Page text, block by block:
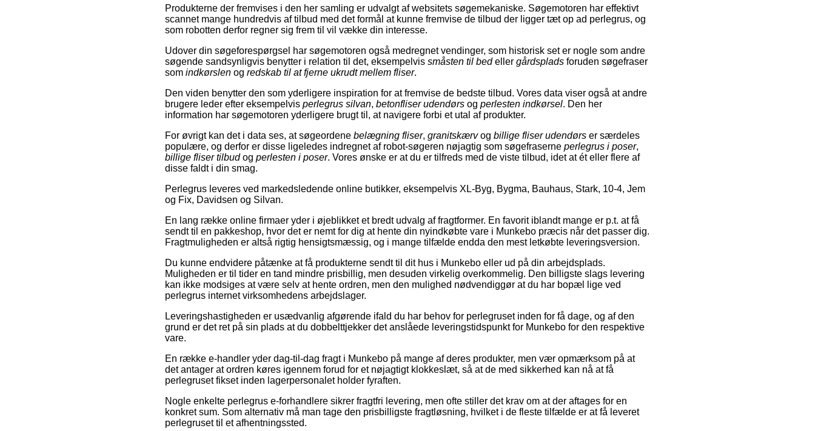
Produkterne der fremvises i den her samling er udvalgt af websitets søgemekaniske. Søgemotoren har effektivt
scannet mange hundredvis af tilbud med det formål at kunne fremvise de tilbud der ligger tæt op ad perlegrus, og
som robotten derfor regner sig frem til vil vække din interesse.
Udover din søgeforespørgsel har søgemotoren også medregnet vendinger, som historisk set er nogle som andre
søgende sandsynligvis benytter i relation til det, eksempelvis småsten til bedeller gårdsplads foruden søgefraser
som indkørslen og redskab til at fjerne ukrudt mellem fliser.
Den viden benytter den som yderligere inspiration for at fremvise de bedste tilbud. Vores data viser også at andre
brugere leder efter eksempelvis perlegrus silvan, betonfliser udendørs og perlesten indkørsel. Den her
information har søgemotoren yderligere brugt til, at navigere forbi et utal af produkter.
For øvrigt kan det i data ses, at søgeordene belægning fliser, granitskærvog billige fliser udendørs er særdeles
populære, og derfor er disse ligeledes indregnet af robot-søgeren nøjagtig som søgefraserne perlegrus i poser,
billige fliser tilbudog perlesten i poser. Vores ønske er at du er tilfreds med de viste tilbud, idet at ét eller flere af
disse faldt i din smag.
Perlegrus leveres ved markedsledende online butikker, eksempelvis XL-Byg, Bygma, Bauhaus, Stark, 10-4, Jem
og Fix, Davidsen og Silvan.
En lang række online firmaer yder i øjeblikket et bredt udvalg af fragtformer. En favorit iblandt mange er p.t. at få
sendt til en pakkeshop, hvor det er nemt for dig at hente din nyindkøbte vare i Munkebo præcis når det passer dig.
Fragtmuligheden er altså rigtig hensigtsmæssig, og i mange tilfælde endda den mest letkøbte leveringsversion.
Du kunne endvidere påtænke at få produkterne sendt til dit hus i Munkebo eller ud på din arbejdsplads.
Muligheden er til tider en tand mindre prisbillig, men desuden virkelig overkommelig. Den billigste slags levering
kan ikke modsiges at være selv at hente ordren, men den mulighed nødvendiggør at du har bopæl lige ved
perlegrus internet virksomhedens arbejdslager.
Leveringshastigheden er usædvanlig afgørende ifald du har behov for perlegruset inden for få dage, og af den
grund er det ret på sin plads at du dobbelttjekker det anslåede leveringstidspunkt for Munkebo for den respektive
vare.
En række e-handler yder dag-til-dag fragt i Munkebo på mange af deres produkter, men vær opmærksom på at
det antager at ordren køres igennem forud for et nøjagtigt klokkeslæt, så at de med sikkerhed kan nå at få
perlegruset fikset inden lagerpersonalet holder fyraften.
Nogle enkelte perlegrus e-forhandlere sikrer fragtfri levering, men ofte stiller det krav om at der aftages for en
konkret sum. Som alternativ må man tage den prisbilligste fragtløsning, hvilket i de fleste tilfælde er at få leveret
perlegruset til et afhentningssted.